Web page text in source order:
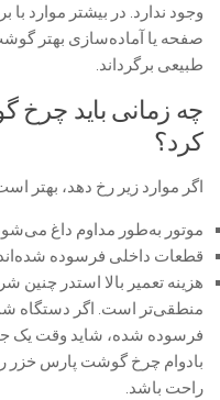
وجود ندارد. در بیشتر موارد
صفحه یا آماده‌سازی بهتر
طبیعی برگرداند.
چه زمانی باید چرخ
کرد؟
اگر موارد زیر رخ دهد، بهتر
موتور به‌طور مداوم داغ
قطعات داخلی فرسوده
هزینه تعمیر بالا استدر چنین
منطقی‌تر است. اگر دستگاه
فرسوده شده، شاید وقت یک
بادوام چرخ گوشت پارس خزر را
راحت باشد.